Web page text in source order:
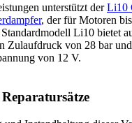
unterstützt derLi10
, der für Motoren
Li10 bietet
Zulaufdruck von 28 bar
von 12 V.